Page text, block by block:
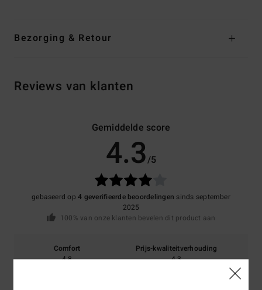
Bezorging & Retour
Reviews van klanten
Gemiddelde score
4.3/5
gebaseerd op4 geverifieerde beoordelingen sinds september
2025
100% van onze klanten bevelen dit product aan
Comfort
4.8
Prijs-kwaliteitverhouding
4.3